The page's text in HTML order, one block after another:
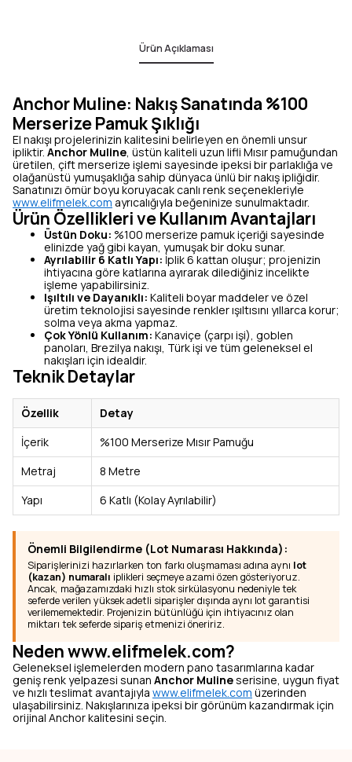
Ürün Açıklaması
Anchor Muline: Nakış Sanatında %100
Merserize Pamuk Şıklığı
El nakışı projelerinizin kalitesini belirleyen en önemli unsur
ipliktir.Anchor Muline, üstün kaliteli uzun lifli Mısır pamuğundan
üretilen, çift merserize işlemi sayesinde ipeksi bir parlaklığa ve
olağanüstü yumuşaklığa sahip dünyaca ünlü bir nakış ipliğidir.
Sanatınızı ömür boyu koruyacak canlı renk seçenekleriyle
www.elifmelek.com ayrıcalığıyla beğeninize sunulmaktadır.
Ürün Özellikleri ve Kullanım Avantajları
Üstün Doku: %100 merserize pamuk içeriği sayesinde
elinizde yağ gibi kayan, yumuşak bir doku sunar.
Ayrılabilir 6 Katlı Yapı: İplik 6 kattan oluşur; projenizin
ihtiyacına göre katlarına ayırarak dilediğiniz incelikte
işleme yapabilirsiniz.
Işıltılı ve Dayanıklı: Kaliteli boyar maddeler ve özel
üretim teknolojisi sayesinde renkler ışıltısını yıllarca korur;
solma veya akma yapmaz.
Çok Yönlü Kullanım: Kanaviçe (çarpı işi), goblen
panoları, Brezilya nakışı, Türk işi ve tüm geleneksel el
nakışları için idealdir.
Teknik Detaylar
Özellik
Detay
İçerik
%100 Merserize Mısır Pamuğu
Metraj
8 Metre
Yapı
6 Katlı (Kolay Ayrılabilir)
Önemli Bilgilendirme (Lot Numarası Hakkında):
Siparişlerinizi hazırlarken ton farkı oluşmaması adına aynı lot
(kazan) numaralı iplikleri seçmeye azami özen gösteriyoruz.
Ancak, mağazamızdaki hızlı stok sirkülasyonu nedeniyle tek
seferde verilen yüksek adetli siparişler dışında aynı lot garantisi
verilememektedir. Projenizin bütünlüğü için ihtiyacınız olan
miktarı tek seferde sipariş etmenizi öneririz.
Neden www.elifmelek.com?
Geleneksel işlemelerden modern pano tasarımlarına kadar
geniş renk yelpazesi sunan Anchor Mulineserisine, uygun fiyat
ve hızlı teslimat avantajıyla www.elifmelek.com üzerinden
ulaşabilirsiniz. Nakışlarınıza ipeksi bir görünüm kazandırmak için
orijinal Anchor kalitesini seçin.